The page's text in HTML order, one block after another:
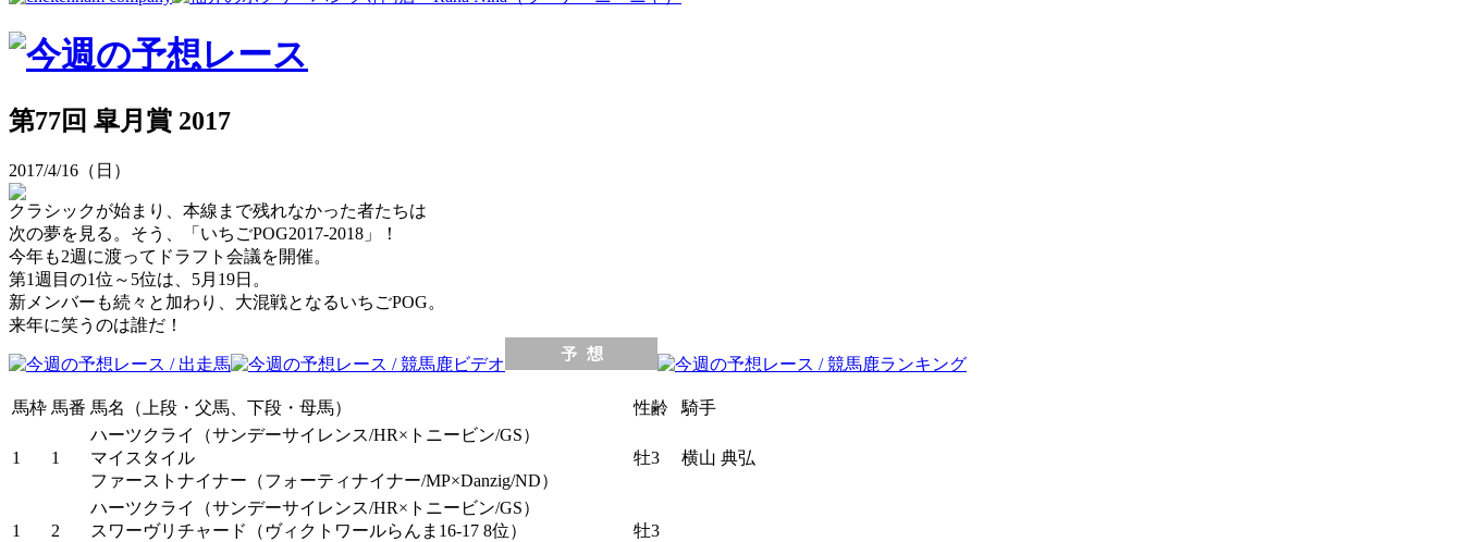
第77回 皐月賞 2017
2017/4/16（日）
クラシックが始まり、本線まで残れなかった者たちは
次の夢を見る。そう、「いちごPOG2017-2018」！
今年も2週に渡ってドラフト会議を開催。
第1週目の1位～5位は、5月19日。
新メンバーも続々と加わり、大混戦となるいちごPOG。
来年に笑うのは誰だ！
馬枠 馬番 馬名（上段・父馬、下段・母馬） 性齢 騎手
1 1
ハーツクライ
（サンデーサイレンス/HR×トニービン/GS）
マイスタイル
ファーストナイナー （フォーティナイナー/MP×Danzig/ND）
牡3 横山 典弘
1 2
ハーツクライ
（サンデーサイレンス/HR×トニービン/GS）
スワーヴリチャード
（ヴィクトワールらんま16-17 8位）
牡3